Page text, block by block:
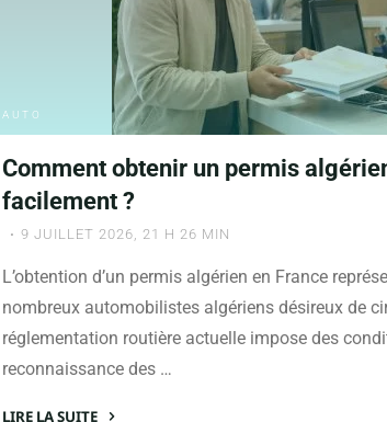
AUTO
Comment obtenir un permis
facilement ?
9 JUILLET 2026, 21 H 26 MIN
L’obtention d’un permis algérien en France
nombreux automobilistes algériens désireux de
réglementation routière actuelle impose des
reconnaissance des …
LIRE LA SUITE